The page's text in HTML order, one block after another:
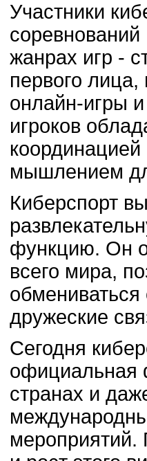
Участники
жанрах игр -
первого лица,
онлайн-игры
игроков
координацией
мышлением
Киберспорт
функцию. Он
всего мира,
дружеские
Сегодня
официальная
странах и
мероприятий.